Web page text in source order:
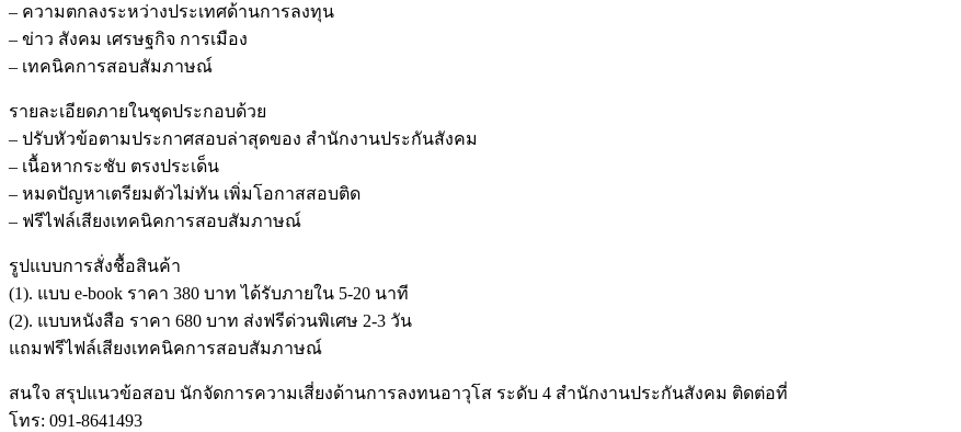
– ความตกลงระหว่างประเทศด้านการลงทุน
– ข่าว สังคม เศรษฐกิจ การเมือง
– เทคนิคการสอบสัมภาษณ์
รายละเอียดภายในชุดประกอบด้วย
– ปรับหัวข้อตามประกาศสอบล่าสุดของ สำนักงานประกันสังคม
– เนื้อหากระชับ ตรงประเด็น
– หมดปัญหาเตรียมตัวไม่ทัน เพิ่มโอกาสสอบติด
– ฟรีไฟล์เสียงเทคนิคการสอบสัมภาษณ์
รูปแบบการสั่งชื้อสินค้า
(1). แบบ e-book ราคา 380 บาท ได้รับภายใน 5-20 นาที
(2). แบบหนังสือ ราคา 680 บาท ส่งฟรีด่วนพิเศษ 2-3 วัน
แถมฟรีไฟล์เสียงเทคนิคการสอบสัมภาษณ์
สนใจ สรุปแนวข้อสอบ นักจัดการความเสี่ยงด้านการลงทนอาวุโส ระดับ 4 สำนักงานประกันสังคม ติดต่อที่
โทร: 091-8641493